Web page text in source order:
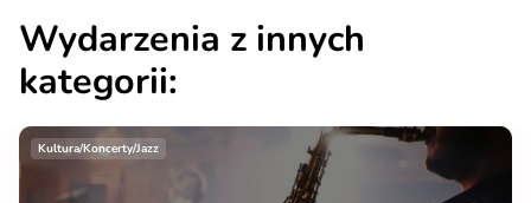
Wydarzenia z innych
kategorii:
Kultura/Koncerty/Jazz